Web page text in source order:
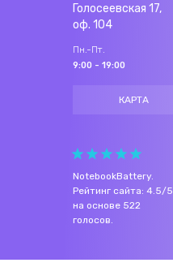
Голосеевская 17,
оф. 104
Пн.-Пт.
9:00 - 19:00
КАРТА
NotebookBattery.
Рейтинг сайта: 4.5/5
на основе 522
голосов.